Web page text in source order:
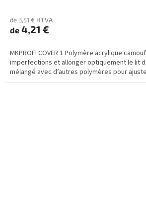
de 3,51 € HTVA
de 4,21 €
MKPROFI COVER 1 Polymère acrylique
imperfections et allonger optiquement le lit
mélangé avec d’autres polymères pour